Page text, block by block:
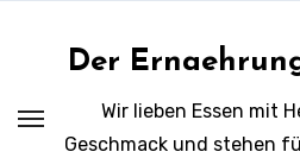
Der
Wir lieben Essen mit
Geschmack und stehen